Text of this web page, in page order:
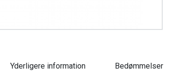
Yderligere information Bedømmelser